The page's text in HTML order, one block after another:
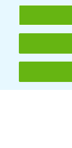
Allgemeine
Impressum
© Bayer